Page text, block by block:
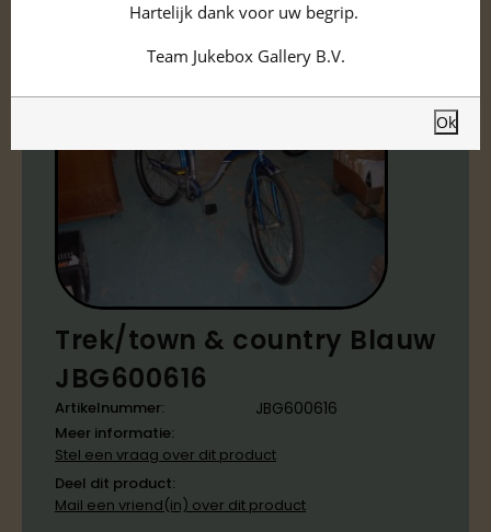
Trek/town & country Blauw
JBG600616
Artikelnummer: JBG600616
Meer informatie:
Stel een vraag over dit product
Deel dit product:
Mail een vriend(in) over dit product
Hartelijk dank voor uw begrip.
Team Jukebox Gallery B.V.
Ok